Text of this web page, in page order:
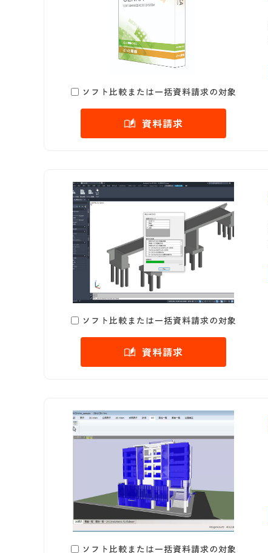
ソフト比較または一括資料請求の対象
資料請求
ソフト比較または一括資料請求の対象
資料請求
ソフト比較または一括資料請求の対象